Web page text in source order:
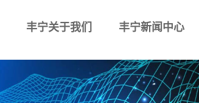
丰宁关于我们 丰宁新闻中心